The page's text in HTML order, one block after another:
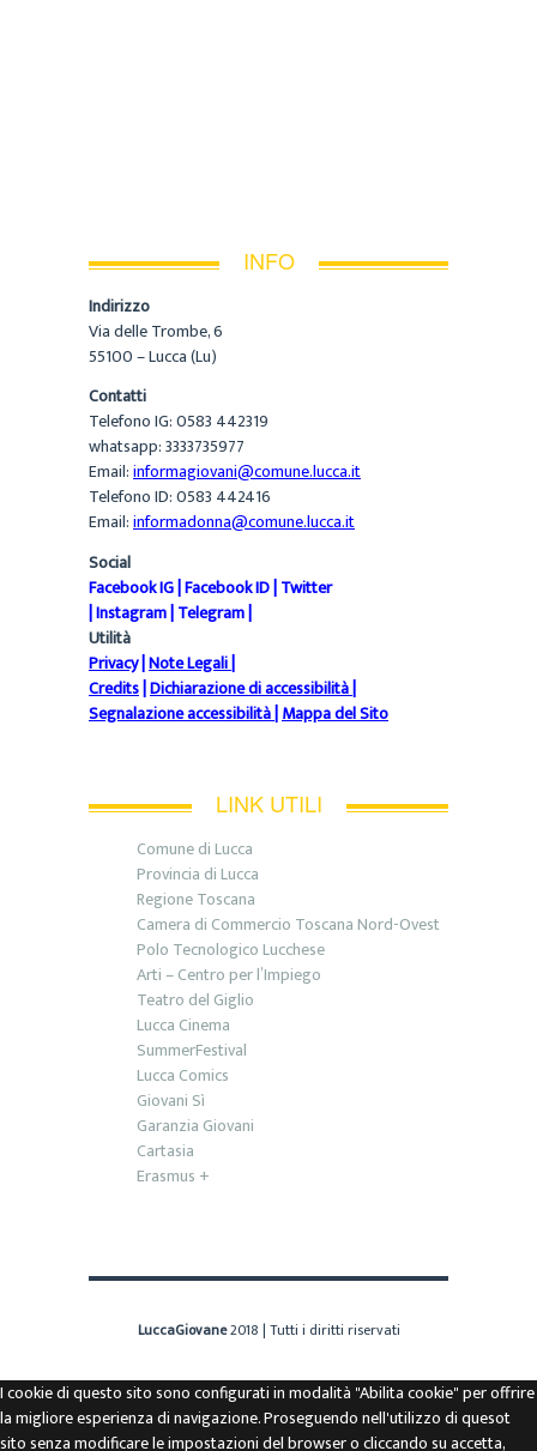
INFO
Indirizzo
Via delle Trombe, 6
55100 – Lucca (Lu)
Contatti
Telefono IG: 0583 442319
whatsapp: 3333735977
Email:informagiovani@comune.lucca.it
Telefono ID: 0583 442416
Email:informadonna@comune.lucca.it
Social
Facebook IG|Facebook ID|Twitter
|Instagram|Telegram|
Utilità
Privacy|Note Legali|
Credits|Dichiarazione di accessibilità|
Segnalazione accessibilità|Mappa del Sito
LINK UTILI
Comune di Lucca
Provincia di Lucca
Regione Toscana
Camera di Commercio Toscana Nord-Ovest
Polo Tecnologico Lucchese
Arti – Centro per l’Impiego
Teatro del Giglio
Lucca Cinema
SummerFestival
Lucca Comics
Giovani Sì
Garanzia Giovani
Cartasia
Erasmus +
LuccaGiovane2018 | Tutti i diritti riservati
I cookie di questo sito sono configurati in modalità "Abilita cookie" per offrire
la migliore esperienza di navigazione. Proseguendo nell'utilizzo di quesot
sito senza modificare le impostazioni del browser o cliccando su accetta,